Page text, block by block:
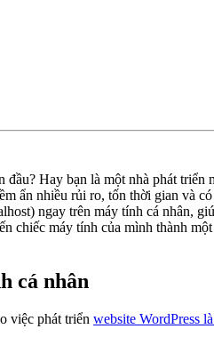
Hay bạn là một nhà phát triển
ẩn nhiều rủi ro, tốn thời gian và
ngay trên máy tính cá nhân,
chiếc máy tính của mình thành
cá nhân
việc phát triển website WordPress